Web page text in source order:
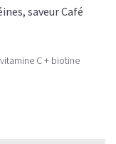
saveur Café
C + biotine